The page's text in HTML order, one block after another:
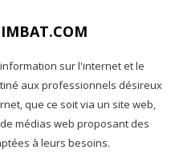
sur l'internet et le
aux professionnels désireux
que ce soit via un site web,
médias web proposant des
à leurs besoins.